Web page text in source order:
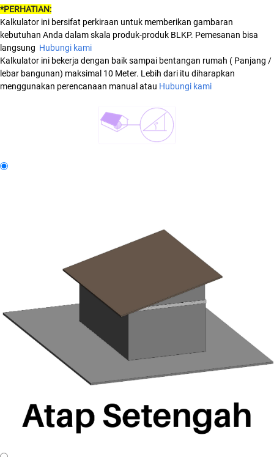
*PERHATIAN:
Kalkulator ini bersifat perkiraan untuk memberikan gambaran
kebutuhan Anda dalam skala produk-produk BLKP. Pemesanan bisa
langsung Hubungi kami
Kalkulator ini bekerja dengan baik sampai bentangan rumah ( Panjang /
lebar bangunan) maksimal 10 Meter. Lebih dari itu diharapkan
menggunakan perencanaan manual atau Hubungi kami